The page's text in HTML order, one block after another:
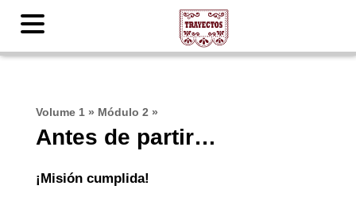
Volume 1» Módulo 2 »
Antes de partir…
¡Misióncumplida!